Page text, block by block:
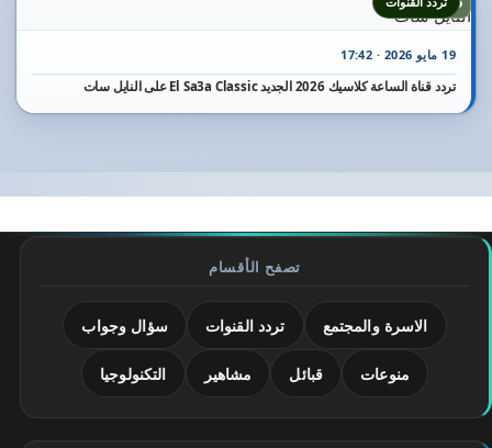
19 مايو 2026 · 17:42
تردد قناة الساعة كلاسيك 2026 الجديد El Sa3a Classic على النايل سات
تصفح الأقسام
الاسرة والمجتمع تردد القنوات سؤال وجواب
منوعات قبائل مشاهير التكنولوجيا